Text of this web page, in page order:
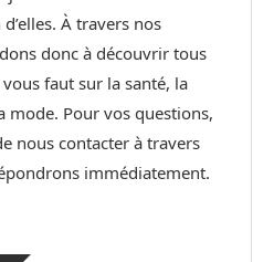
À travers nos
donc à découvrir tous
faut sur la santé, la
mode. Pour vos questions,
nous contacter à travers
immédiatement.